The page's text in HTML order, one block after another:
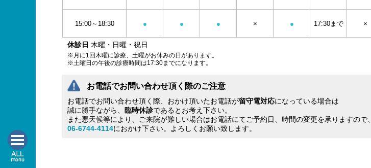
休診日 木曜・日曜・祝日
※月に1回木曜に診療、土曜がお休みの日があります。
※土曜日の午後の診療時間は17:30までになります。
15:00～18:30 ● ● ● × ● 17:30まで ×
お電話でお問い合わせ頂く際のご注意
お電話でお問い合わせ頂く際、おかけ頂いたお電話が留守電対応になっている場合は
誠に勝手ながら、 臨時休診であるとお考え下さい。
また悪天候等により、ご来院が難しい場合はお電話にてご予約日、時間の変更を承りますので、
06-6744-4114におかけ下さい。よろしくお願い致します。